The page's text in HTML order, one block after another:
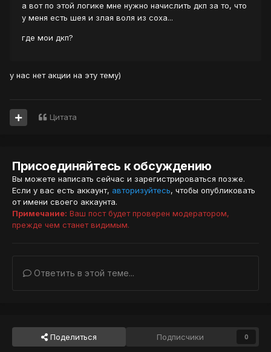
а вот по этой логике мне нужно начислить дкп за то, что
у меня есть шея и злая воля из соха...
где мои дкп?
у нас нет акции на эту тему)
Цитата
Присоединяйтесь к обсуждению
Вы можете написать сейчас и зарегистрироваться позже.
Если у вас есть аккаунт, авторизуйтесь, чтобы опубликовать
от имени своего аккаунта.
Примечание: Ваш пост будет проверен модератором,
прежде чем станет видимым.
Ответить в этой теме...
Поделиться Подписчики 0